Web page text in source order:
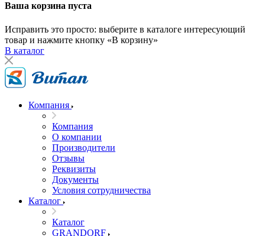
Ваша корзина пуста
Исправить это просто: выберите в каталоге интересующий
товар и нажмите кнопку «В корзину»
В каталог
Компания
Компания
О компании
Производители
Отзывы
Реквизиты
Документы
Условия сотрудничества
Каталог
Каталог
GRANDORF